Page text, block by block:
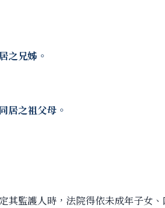
之兄姊。
居之祖父母。
其監護人時，法院得依未成年子女